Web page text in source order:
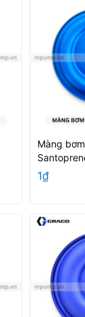
Màng
1₫